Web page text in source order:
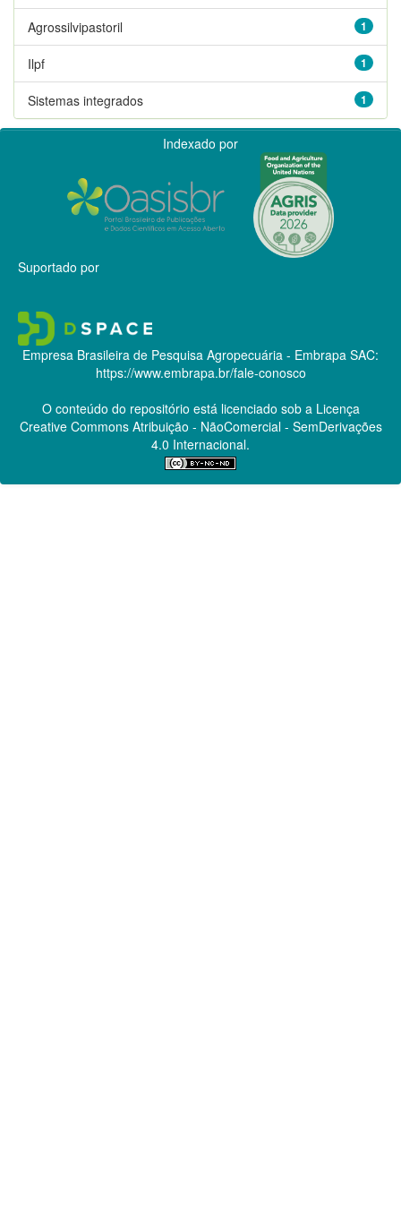
1
Agrossilvipastoril
1
Ilpf
1
Sistemas integrados
Indexado por
Suportado por
Empresa Brasileira de Pesquisa Agropecuária - Embrapa SAC:
https://www.embrapa.br/fale-conosco
O conteúdo do repositório está licenciado sob a Licença
Creative CommonsAtribuição - NãoComercial - SemDerivações
4.0 Internacional.